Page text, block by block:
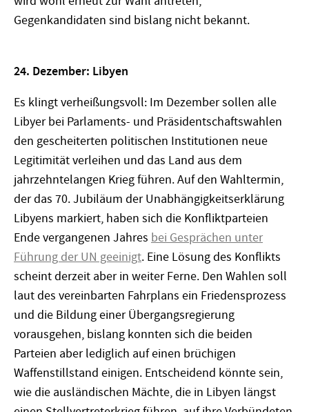
Gegenkandidaten sind bislang nicht bekannt.
24. Dezember: Libyen
Es klingt verheißungsvoll: Im Dezember sollen alle
Libyer bei Parlaments- und Präsidentschaftswahlen
den gescheiterten politischen Institutionen neue
Legitimität verleihen und das Land aus dem
jahrzehntelangen Krieg führen. Auf den Wahltermin,
der das 70. Jubiläum der Unabhängigkeitserklärung
Libyens markiert, haben sich die Konfliktparteien
Ende vergangenen Jahres bei Gesprächen unter
Führung der UN geeinigt. Eine Lösung des Konflikts
scheint derzeit aber in weiter Ferne. Den Wahlen soll
laut des vereinbarten Fahrplans ein Friedensprozess
und die Bildung einer Übergangsregierung
vorausgehen, bislang konnten sich die beiden
Parteien aber lediglich auf einen brüchigen
Waffenstillstand einigen. Entscheidend könnte sein,
wie die ausländischen Mächte, die in Libyen längst